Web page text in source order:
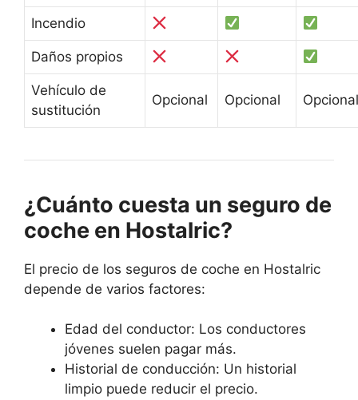
Incendio
Daños propios
Vehículo de
sustitución
Opcional Opcional Opcional
¿Cuánto cuesta un seguro de
coche en Hostalric?
El precio de los seguros de coche en Hostalric
depende de varios factores:
Edad del conductor: Los conductores
jóvenes suelen pagar más.
Historial de conducción: Un historial
limpio puede reducir el precio.